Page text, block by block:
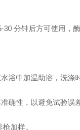
30 分钟后方可使用，
浴中加温助溶，洗涤
确性，以避免试验误
加样。